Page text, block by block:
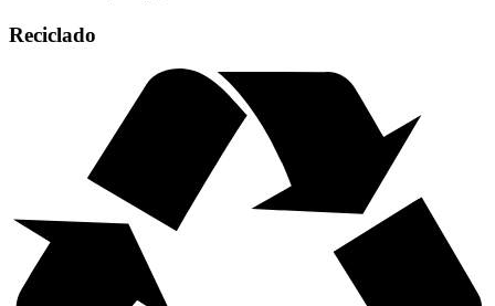
Reciclado